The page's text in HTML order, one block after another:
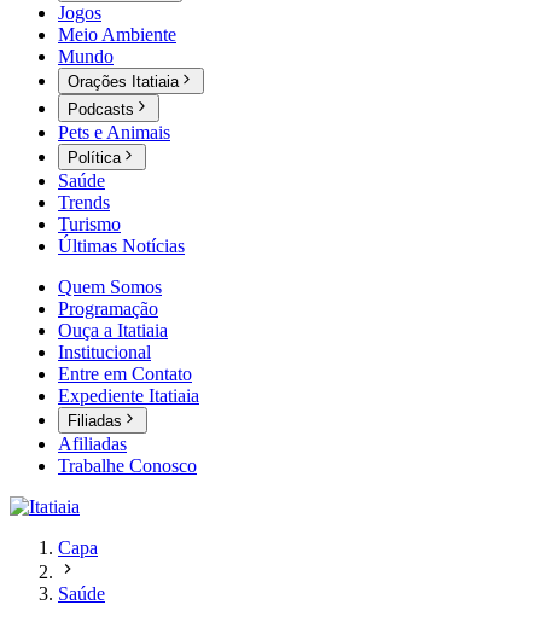
Jogos
Meio Ambiente
Mundo
Orações Itatiaia
Podcasts
Pets e Animais
Política
Saúde
Trends
Turismo
Últimas Notícias
Quem Somos
Programação
Ouça a Itatiaia
Institucional
Entre em Contato
Expediente Itatiaia
Filiadas
Afiliadas
Trabalhe Conosco
Capa
Saúde